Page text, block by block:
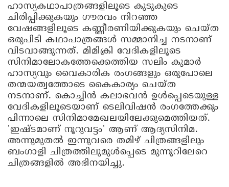
ഹാസ്യകഥാപാത്രങ്ങളിലൂടെ കുടുകുടെ
ചിരിപ്പിക്കുകയും ഗൗരവം നിറഞ്ഞ
വേഷങ്ങളിലൂടെ കണ്ണീരണിയിക്കുകയും ചെയ്ത
ഒരുപിടി കഥാപാത്രങ്ങൾ സമ്മാനിച്ച നടനാണ്
വിടവാങ്ങുന്നത്. മിമിക്രി വേദികളിലൂടെ
സിനിമാലോകത്തേക്കെത്തിയ സലിം കുമാർ
ഹാസ്യവും വൈകാരിക രംഗങ്ങളും ഒരുപോലെ
തന്മയത്വത്തോടെ കൈകാര്യം ചെയ്ത
നടനാണ്. കൊച്ചിൻ കലാഭവൻ ഉൾപ്പെടെയുള്ള
വേദികളിലൂടെയാണ് ടെലിവിഷൻ രംഗത്തേക്കും
പിന്നാലെ സിനിമാമേഖലയിലേക്കുമെത്തിയത്.
'ഇഷ്ടമാണ് നൂറുവട്ടം' ആണ് ആദ്യസിനിമ.
അന്നുമുതൽ ഇന്നുവരെ തമിഴ് ചിത്രങ്ങളിലും
ബംഗാളി ചിത്രത്തിലുമുൾപ്പെടെ മുന്നൂറിലേറെ
ചിത്രങ്ങളിൽ അഭിനയിച്ചു.